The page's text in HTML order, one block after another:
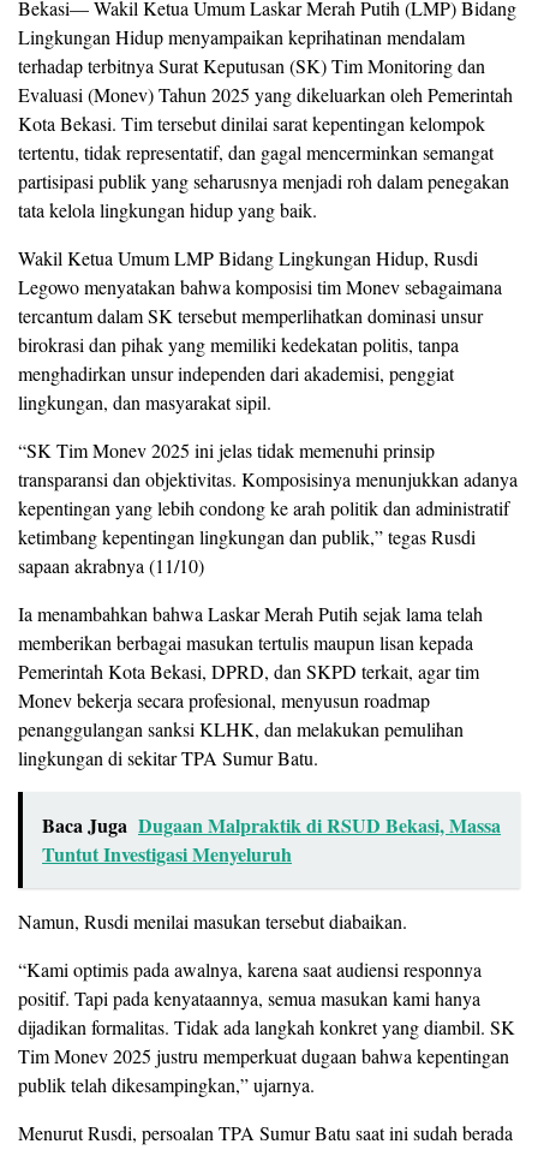
Bekasi— Wakil Ketua Umum Laskar Merah Putih (LMP) Bidang
Lingkungan Hidup menyampaikan keprihatinan mendalam
terhadap terbitnya Surat Keputusan (SK) Tim Monitoring dan
Evaluasi (Monev) Tahun 2025 yang dikeluarkan oleh Pemerintah
Kota Bekasi. Tim tersebut dinilai sarat kepentingan kelompok
tertentu, tidak representatif, dan gagal mencerminkan semangat
partisipasi publik yang seharusnya menjadi roh dalam penegakan
tata kelola lingkungan hidup yang baik.
Wakil Ketua Umum LMP Bidang Lingkungan Hidup, Rusdi
Legowo menyatakan bahwa komposisi tim Monev sebagaimana
tercantum dalam SK tersebut memperlihatkan dominasi unsur
birokrasi dan pihak yang memiliki kedekatan politis, tanpa
menghadirkan unsur independen dari akademisi, penggiat
lingkungan, dan masyarakat sipil.
“SK Tim Monev 2025 ini jelas tidak memenuhi prinsip
transparansi dan objektivitas. Komposisinya menunjukkan adanya
kepentingan yang lebih condong ke arah politik dan administratif
ketimbang kepentingan lingkungan dan publik,” tegas Rusdi
sapaan akrabnya (11/10)
Ia menambahkan bahwa Laskar Merah Putih sejak lama telah
memberikan berbagai masukan tertulis maupun lisan kepada
Pemerintah Kota Bekasi, DPRD, dan SKPD terkait, agar tim
Monev bekerja secara profesional, menyusun roadmap
penanggulangan sanksi KLHK, dan melakukan pemulihan
lingkungan di sekitar TPA Sumur Batu.
Baca Juga Dugaan Malpraktik di RSUD Bekasi, Massa
Tuntut Investigasi Menyeluruh
Namun, Rusdi menilai masukan tersebut diabaikan.
“Kami optimis pada awalnya, karena saat audiensi responnya
positif. Tapi pada kenyataannya, semua masukan kami hanya
dijadikan formalitas. Tidak ada langkah konkret yang diambil. SK
Tim Monev 2025 justru memperkuat dugaan bahwa kepentingan
publik telah dikesampingkan,” ujarnya.
Menurut Rusdi, persoalan TPA Sumur Batu saat ini sudah berada